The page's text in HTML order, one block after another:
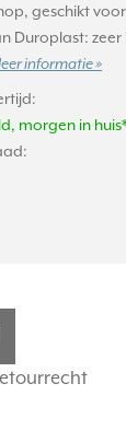
geschikt
Duroplast: zeer
informatie »
morgen in